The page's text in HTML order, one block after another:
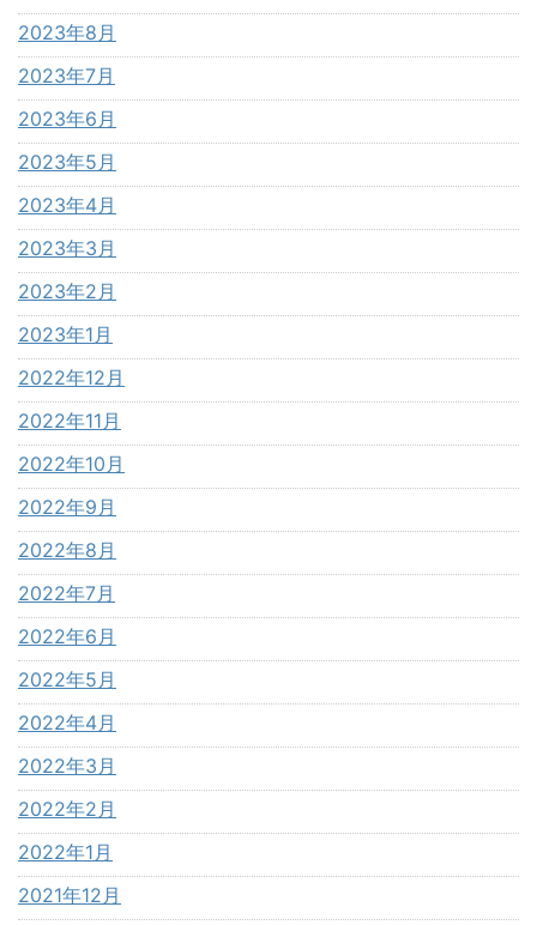
2023年8月
2023年7月
2023年6月
2023年5月
2023年4月
2023年3月
2023年2月
2023年1月
2022年12月
2022年11月
2022年10月
2022年9月
2022年8月
2022年7月
2022年6月
2022年5月
2022年4月
2022年3月
2022年2月
2022年1月
2021年12月